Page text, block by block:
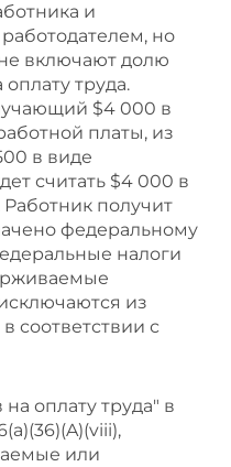
и
но
включают долю
труда.
$4 000 в
платы, из
в виде
считать $4 000 в
Работник получит
федеральному
налоги
из
соответствии с
оплату труда" в
или